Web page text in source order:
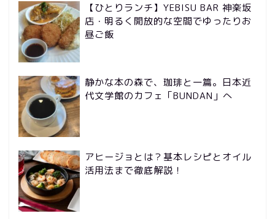
【ひとりランチ】YEBISU BAR 神楽坂
店・明るく開放的な空間でゆったりお
昼ご飯
静かな本の森で、珈琲と一篇。日本近
代文学館のカフェ「BUNDAN」へ
アヒージョとは？基本レシピとオイル
活用法まで徹底解説！